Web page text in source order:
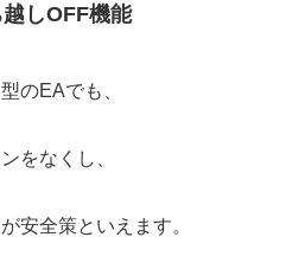
しOFF機能
のEAでも、
をなくし、
安全策といえます。